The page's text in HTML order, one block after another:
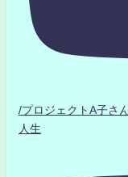
/プロジェクトA子さ
人生